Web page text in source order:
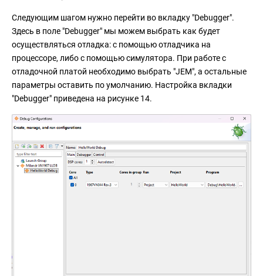
Следующим шагом нужно перейти во вкладку "Debugger".
Здесь в поле "Debugger" мы можем выбрать как будет
осуществляться отладка: с помощью отладчика на
процессоре, либо с помощью симулятора. При работе с
отладочной платой необходимо выбрать "JEM", а остальные
параметры оставить по умолчанию. Настройка вкладки
"Debugger" приведена на рисунке 14.